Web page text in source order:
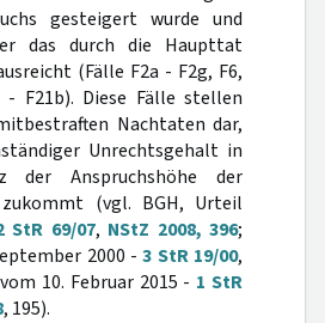
gesteigert wurde und
das durch die Haupttat
(Fälle F2a - F2g, F6,
- F21b). Diese Fälle stellen
Nachtaten dar,
Unrechtsgehalt in
der Anspruchshöhe der
zukommt (vgl. BGH, Urteil
StR 69/07, NStZ 2008, 396;
2000 -3 StR 19/00,
10. Februar 2015 - 1 StR
, 195).